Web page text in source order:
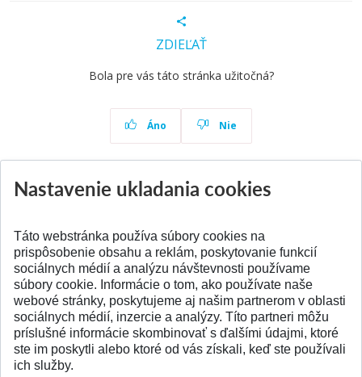
ZDIEĽAŤ
Bola pre vás táto stránka užitočná?
Áno Nie
SPÄŤ NA VRCH
Nastavenie ukladania cookies
Táto webstránka používa súbory cookies na
prispôsobenie obsahu a reklám, poskytovanie funkcií
sociálnych médií a analýzu návštevnosti používame
súbory cookie. Informácie o tom, ako používate naše
webové stránky, poskytujeme aj našim partnerom v oblasti
sociálnych médií, inzercie a analýzy. Títo partneri môžu
príslušné informácie skombinovať s ďalšími údajmi, ktoré
ste im poskytli alebo ktoré od vás získali, keď ste používali
ich služby.